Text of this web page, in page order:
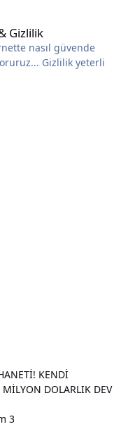
Gizlilik
nasıl güvende
Gizlilik yeterli
KENDİ
DOLARLIK DEV
3